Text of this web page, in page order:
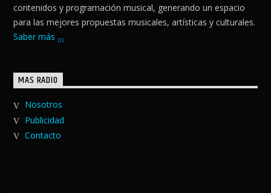
contenidos y programación musical, generando un espacio
para las mejores propuestas musicales, artísticas y culturales.
Saber más
MAS RADIO
Nosotros
Publicidad
Contacto